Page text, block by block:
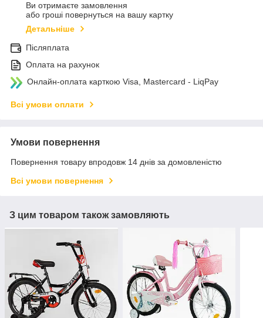
Ви отримаєте замовлення
або гроші повернуться на вашу картку
Детальніше
Післяплата
Оплата на рахунок
Онлайн-оплата карткою Visa, Mastercard - LiqPay
Всі умови оплати
Умови повернення
Повернення товару впродовж 14 днів за домовленістю
Всі умови повернення
З цим товаром також замовляють